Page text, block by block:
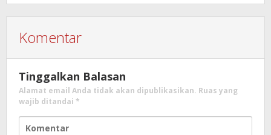
Komentar
Tinggalkan Balasan
Alamat email Anda tidak akan dipublikasikan. Ruas yang
wajib ditandai *